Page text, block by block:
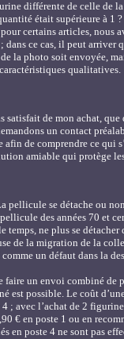
différente de celle de
était supérieure à 1 ?
certains articles, nous
dans ce cas, il peut arriver
la photo soit envoyée,
caractéristiques qualitatives.
satisfait de mon achat,
un contact
afin de comprendre ce qui
amiable qui protège
pellicule se détache ou
des années 70 et
temps, ne plus se
de la migration de la
comme un défaut dans la
faire un envoi combiné de
est possible. Le coût
4 ; avec l’achat de 2
€ en poste 1 ou en
en poste 4 ne sont pas